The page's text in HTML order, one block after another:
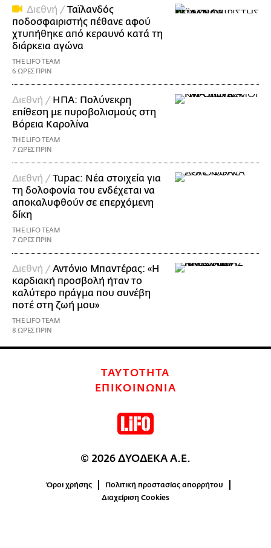
Διεθνή /Ταϊλανδός
ποδοσφαιριστής πέθανε αφού
χτυπήθηκε από κεραυνό κατά τη
διάρκεια αγώνα
THE LIFO TEAM
6 ΩΡΕΣ ΠΡΙΝ
Διεθνή / ΗΠΑ: Πολύνεκρη
επίθεση με πυροβολισμούς στη
Βόρεια Καρολίνα
THE LIFO TEAM
7 ΩΡΕΣ ΠΡΙΝ
Διεθνή /Tupac: Νέα στοιχεία για
τη δολοφονία του ενδέχεται να
αποκαλυφθούν σε επερχόμενη
δίκη
THE LIFO TEAM
7 ΩΡΕΣ ΠΡΙΝ
Διεθνή /Αντόνιο Μπαντέρας: «Η
καρδιακή προσβολή ήταν το
καλύτερο πράγμα που συνέβη
ποτέ στη ζωή μου»
THE LIFO TEAM
8 ΩΡΕΣ ΠΡΙΝ
ΤΑΥΤΟΤΗΤΑ
ΕΠΙΚΟΙΝΩΝΙΑ
© 2026 ΔΥΟΔΕΚΑ Α.Ε.
Όροι χρήσης
Πολιτική προστασίας απορρήτου
Διαχείριση Cookies